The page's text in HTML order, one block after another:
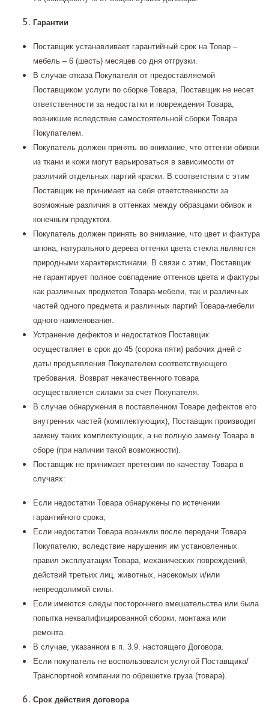
Гарантии
Поставщик устанавливает гарантийный срок на Товар –
мебель – 6 (шесть) месяцев со дня отгрузки.
В случае отказа Покупателя от предоставляемой
Поставщиком услуги по сборке Товара, Поставщик не несет
ответственности за недостатки и повреждения Товара,
возникшие вследствие самостоятельной сборки Товара
Покупателем.
Покупатель должен принять во внимание, что оттенки обивки
из ткани и кожи могут варьироваться в зависимости от
различий отдельных партий краски. В соответствии с этим
Поставщик не принимает на себя ответственности за
возможные различия в оттенках между образцами обивок и
конечным продуктом.
Покупатель должен принять во внимание, что цвет и фактура
шпона, натурального дерева оттенки цвета стекла являются
природными характеристиками. В связи с этим, Поставщик
не гарантирует полное совпадение оттенков цвета и фактуры
как различных предметов Товара-мебели, так и различных
частей одного предмета и различных партий Товара-мебели
одного наименования.
Устранение дефектов и недостатков Поставщик
осуществляет в срок до 45 (сорока пяти) рабочих дней с
даты предъявления Покупателем соответствующего
требования. Возврат некачественного товара
осуществляется силами за счет Покупателя.
В случае обнаружения в поставленном Товаре дефектов его
внутренних частей (комплектующих), Поставщик производит
замену таких комплектующих, а не полную замену Товара в
сборе (при наличии такой возможности).
Поставщик не принимает претензии по качеству Товара в
случаях:
Если недостатки Товара обнаружены по истечении
гарантийного срока;
Если недостатки Товара возникли после передачи Товара
Покупателю, вследствие нарушения им установленных
правил эксплуатации Товара, механических повреждений,
действий третьих лиц, животных, насекомых и/или
непреодолимой силы.
Если имеются следы постороннего вмешательства или была
попытка неквалифицированной сборки, монтажа или
ремонта.
В случае, указанном в п. 3.9. настоящего Договора.
Если покупатель не воспользовался услугой Поставщика/
Транспортной компании по обрешетке груза (товара).
Срок действия договора